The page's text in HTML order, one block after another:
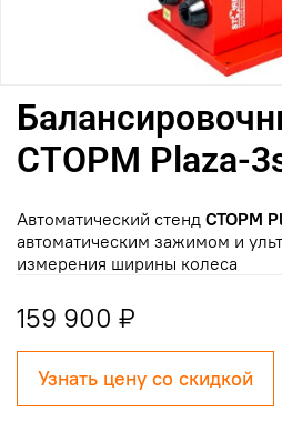
СТОРМ Plaza-
159 900 ₽
Узнать цену со скидкой
Автоматический стенд СТОРМ
автоматическим зажимом и
измерения ширины колеса